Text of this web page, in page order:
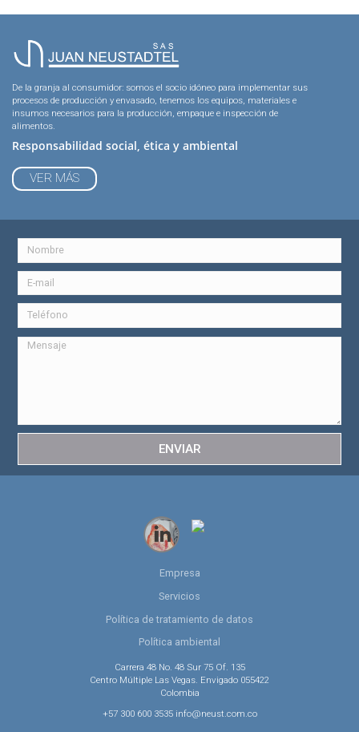
De la granja al consumidor: somos el socio idóneo para implementar sus
procesos de producción y envasado, tenemos los equipos, materiales e
insumos necesarios para la producción, empaque e inspección de
alimentos.
Responsabilidad social, ética y ambiental
VER MÁS
ENVIAR
Empresa
Servicios
Política de tratamiento de datos
Política ambiental
Carrera 48 No. 48 Sur 75 Of. 135
Centro Múltiple Las Vegas. Envigado 055422
Colombia
+57 300 600 3535 info@neust.com.co